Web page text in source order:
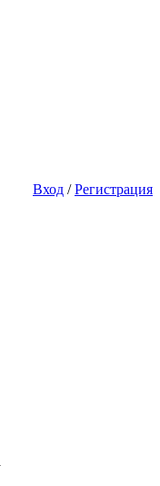
Вход /Регистрация